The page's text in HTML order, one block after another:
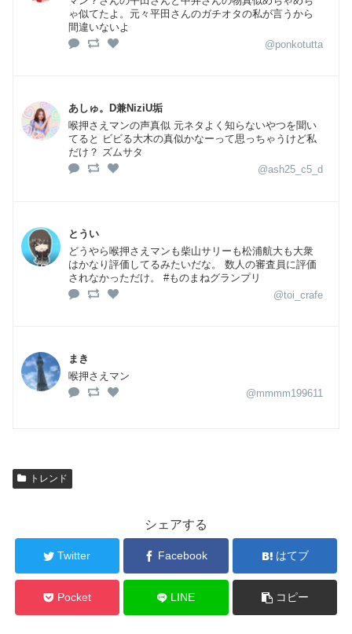
ゃ似てたよ。元々平田さんのガチオタの私が言うから
間違いないよ
@ponkotutta
あしゅ。D兼NiziU垢
喉押さえマンの声真似 元ネタよく知らないやつを聞い
てると ビビる大木の真似かなーって思っちゃうけど私
だけ？ ズムサタ
@ash25_c5_d
とうい
どうやら喉押さえマンも柴山サリーも松浦航大も大衆
はかなり評価してるみたいだな。 数人の審査員に評価
されなかっただけ。 #ものまねグランプリ
@toi_crafe
まき
喉押さえマン
@mmmm199611
トレンド
シェアする
Twitter Facebook はてブ
Pocket LINE コピー